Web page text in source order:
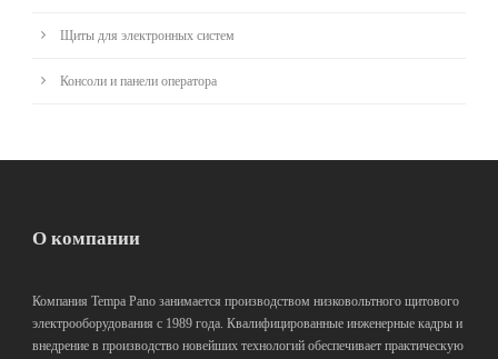
Щиты для электронных систем
Консоли и панели оператора
О компании
Компания Tempa Pano занимается производством низковольтного щитового
электрооборудования с 1989 года. Квалифицированные инженерные кадры и
внедрение в производство новейших технологий обеспечивает практическую